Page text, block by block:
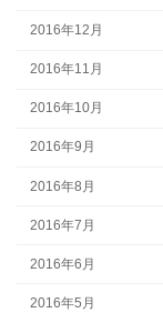
2016年12月
2016年11月
2016年10月
2016年9月
2016年8月
2016年7月
2016年6月
2016年5月